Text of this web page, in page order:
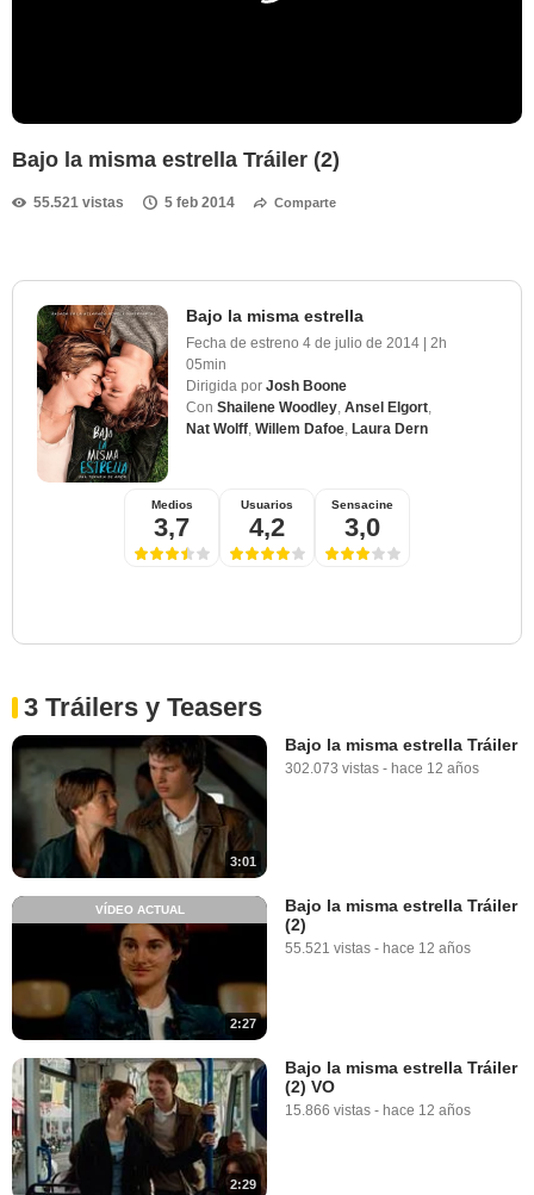
Bajo la misma estrella Tráiler (2)
55.521 vistas 5 feb 2014 Comparte
Bajo la misma estrella
Fecha de estreno 4 de julio de 2014 | 2h
05min
Dirigida por Josh Boone
Con Shailene Woodley Ansel Elgort
Nat Wolff Willem Dafoe Laura Dern
Medios
3,7
Usuarios
4,2
Sensacine
3,0
3 Tráilers y Teasers
3:01
Bajo la misma estrella Tráiler
302.073 vistas - hace 12 años
2:27
VÍDEO ACTUAL
Bajo la misma estrella Tráiler
(2)
55.521 vistas - hace 12 años
2:29
Bajo la misma estrella Tráiler
(2) VO
15.866 vistas - hace 12 años